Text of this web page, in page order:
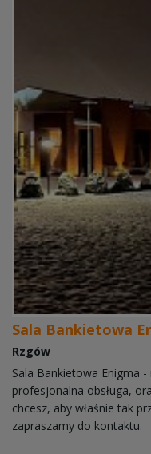
Sala Bankietowa
Rzgów
Sala Bankietowa Enigma
profesjonalna obsługa,
chcesz, aby właśnie tak
zapraszamy do kontaktu.